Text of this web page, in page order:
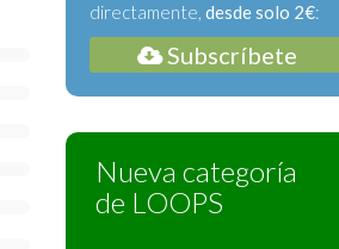
directamente, desde solo 2€:
Subscríbete
Nueva categoría
de LOOPS